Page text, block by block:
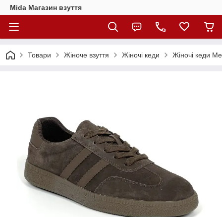
Mida Магазин взуття
Товари Жіноче взуття Жіночі кеди Жіночі кеди